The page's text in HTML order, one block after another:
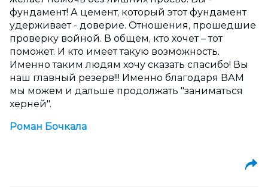
фундамент! А цемент, который этот фундамент
удерживает - доверие. Отношения, прошедшие
проверку войной. В общем, кто хочет – тот
поможет. И кто имеет такую возможность.
Именно таким людям хочу сказать спасибо! Вы
наш главный резерв!!! Именно благодаря ВАМ
мы можем и дальше продолжать "заниматься
херней".
Роман Бочкала